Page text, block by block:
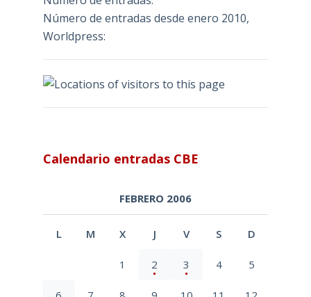
Número de entradas desde enero 2010,
Worldpress:
Calendario entradas CBE
FEBRERO 2006
L M X J V S D
1 2 3 4 5